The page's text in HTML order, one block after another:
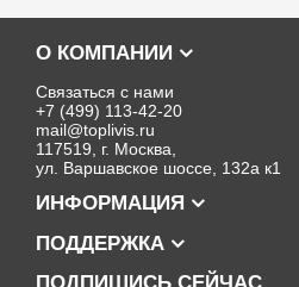
О КОМПАНИИ
Связаться с нами
+7 (499) 113-42-20
mail@toplivis.ru
117519, г. Москва,
ул. Варшавское шоссе, 132а к1
ИНФОРМАЦИЯ
ПОДДЕРЖКА